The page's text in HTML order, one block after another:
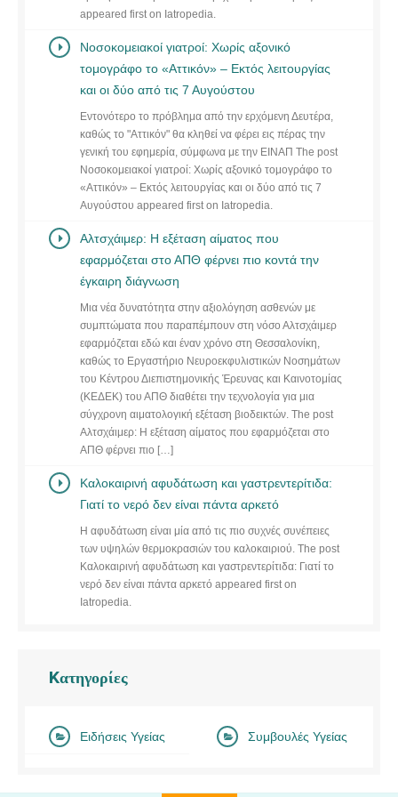
appeared first on Iatropedia.
Νοσοκομειακοί γιατροί: Χωρίς αξονικό
τομογράφο το «Αττικόν» – Εκτός λειτουργίας
και οι δύο από τις 7 Αυγούστου
Εντονότερο το πρόβλημα από την ερχόμενη Δευτέρα,
καθώς το "Αττικόν" θα κληθεί να φέρει εις πέρας την
γενική του εφημερία, σύμφωνα με την ΕΙΝΑΠ The post
Νοσοκομειακοί γιατροί: Χωρίς αξονικό τομογράφο το
«Αττικόν» – Εκτός λειτουργίας και οι δύο από τις 7
Αυγούστου appeared first on Iatropedia.
Αλτσχάιμερ: Η εξέταση αίματος που
εφαρμόζεται στο ΑΠΘ φέρνει πιο κοντά την
έγκαιρη διάγνωση
Μια νέα δυνατότητα στην αξιολόγηση ασθενών με
συμπτώματα που παραπέμπουν στη νόσο Αλτσχάιμερ
εφαρμόζεται εδώ και έναν χρόνο στη Θεσσαλονίκη,
καθώς το Εργαστήριο Νευροεκφυλιστικών Νοσημάτων
του Κέντρου Διεπιστημονικής Έρευνας και Καινοτομίας
(ΚΕΔΕΚ) του ΑΠΘ διαθέτει την τεχνολογία για μια
σύγχρονη αιματολογική εξέταση βιοδεικτών. The post
Αλτσχάιμερ: Η εξέταση αίματος που εφαρμόζεται στο
ΑΠΘ φέρνει πιο […]
Καλοκαιρινή αφυδάτωση και γαστρεντερίτιδα:
Γιατί το νερό δεν είναι πάντα αρκετό
Η αφυδάτωση είναι μία από τις πιο συχνές συνέπειες
των υψηλών θερμοκρασιών του καλοκαιριού. The post
Καλοκαιρινή αφυδάτωση και γαστρεντερίτιδα: Γιατί το
νερό δεν είναι πάντα αρκετό appeared first on
Iatropedia.
Kατηγορίες
Ειδήσεις Υγείας Συμβουλές Υγείας